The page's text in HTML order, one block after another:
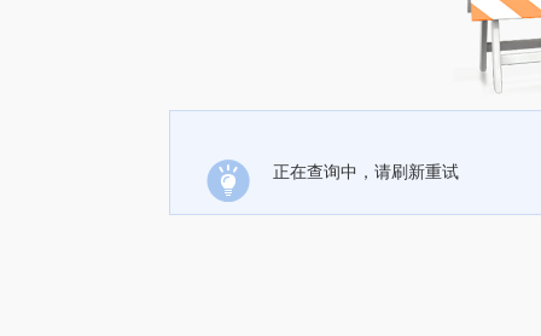
正在查询中，请刷新重试